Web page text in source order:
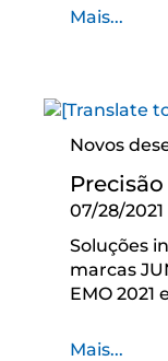
Mais...
Novos
07/28/2021
Soluções
marcas
EMO
Mais...